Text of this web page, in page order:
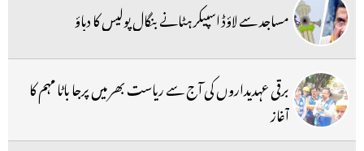
مساجد سے لاؤڈ اسپیکر ہٹانے بنگال پولیس کا دباؤ
برقی عہدیداروں کی آج سے ریاست بھر میں پرجا باٹا مہم کا
آغاز